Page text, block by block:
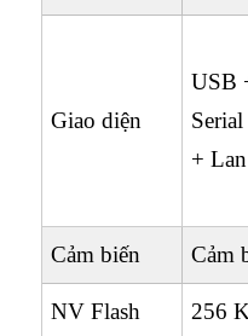
Giao diện
USB
+ Lan
Cảm biến Cảm
NV Flash 256